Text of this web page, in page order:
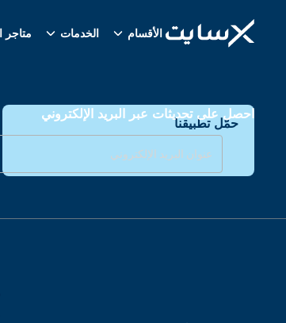
الأقسام الخدمات متاجر
حمّل تطبيقنا
احصل على تحديثات عبر البريد الإلكتروني